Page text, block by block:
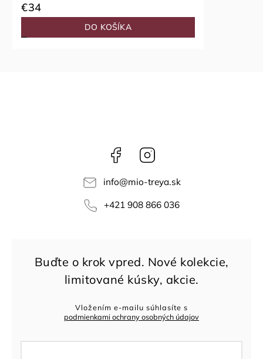
€34
DO KOŠÍKA
Facebook
info@mio-treya.sk
+421 908 866 036
Vložením e-mailu súhlasíte s
podmienkami ochrany osobných údajov